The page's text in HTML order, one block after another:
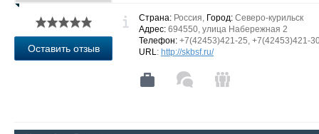
Реклама
Оставить отзыв
Страна: Россия, Город: Северо-курильск
Адрес: 694550, улица Набережная 2
Телефон: +7(42453)421-25, +7(42453)421-
URL: http://skbsf.ru/